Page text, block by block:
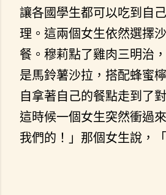
讓各國學生都可以吃到自
理。這兩個女生依然選擇
餐。穆莉點了雞肉三明治
是馬鈴薯沙拉，搭配蜂蜜
自拿著自己的餐點走到了
這時候一個女生突然衝過
我們的！」那個女生說，「